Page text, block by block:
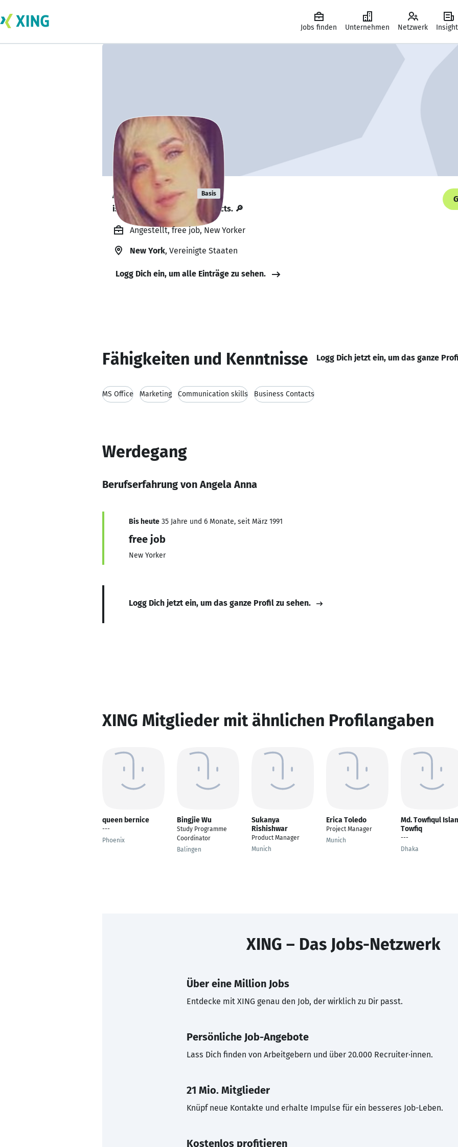
Jobs finden Unternehmen Netzwerk
Angela Anna Basis
is looking for freelance projects. 🔎
Angestellt, free job, New Yorker
New York, Vereinigte Staaten
Logg Dich ein, um alle Einträge zu sehen.
Fähigkeiten und Kenntnisse Logg Dich jetzt ein, um das ganze
MS Office Marketing Communication skills Business Contacts
Werdegang
Berufserfahrung von Angela Anna
Bis heute 35 Jahre und 6 Monate, seit März 1991
free job
New Yorker
Logg Dich jetzt ein, um das ganze Profil zu sehen.
XING Mitglieder mit ähnlichen Profilangaben
queen bernice
---
Phoenix
Bingjie Wu
Study Programme
Coordinator
Balingen
Sukanya
Rishishwar
Product Manager
Munich
Erica Toledo
Project Manager
Munich
Md. Towfiqul
Towfiq
---
Dhaka
XING – Das Jobs-Netzwerk
Über eine Million Jobs
Entdecke mit XING genau den Job, der wirklich zu Dir passt.
Persönliche Job-Angebote
Lass Dich finden von Arbeitgebern und über 20.000 Recruiter·innen.
21 Mio. Mitglieder
Knüpf neue Kontakte und erhalte Impulse für ein besseres Job-Leben.
Kostenlos profitieren